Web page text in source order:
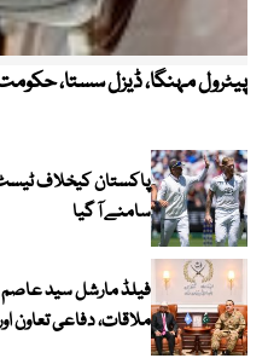
پیٹرول مہنگا، ڈیزل سستا،
سامنے آ گیا
فیلڈ مارشل سید عاصم
ملاقات، دفاعی تعاون